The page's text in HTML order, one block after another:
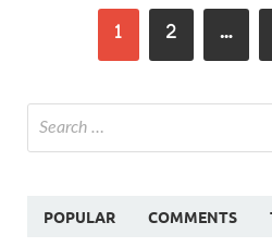
1 2 …
POPULAR COMMENTS